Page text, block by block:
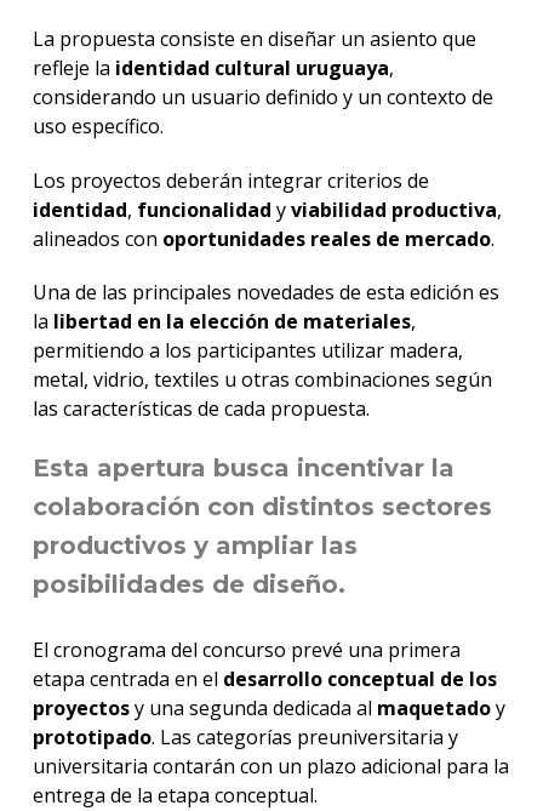
La propuesta consiste en diseñar un asiento que
refleje la identidad cultural uruguaya,
considerando un usuario definido y un contexto de
uso específico.
Los proyectos deberán integrar criterios de
identidad, funcionalidad yviabilidad productiva,
alineados con oportunidades reales de mercado.
Una de las principales novedades de esta edición es
la libertad en la elección de materiales,
permitiendo a los participantes utilizar madera,
metal, vidrio, textiles u otras combinaciones según
las características de cada propuesta.
Esta apertura busca incentivar la
colaboración con distintos sectores
productivos y ampliar las
posibilidades de diseño.
El cronograma del concurso prevé una primera
etapa centrada en el desarrollo conceptual de los
proyectosy una segunda dedicada al maquetadoy
prototipado. Las categorías preuniversitaria y
universitaria contarán con un plazo adicional para la
entrega de la etapa conceptual.